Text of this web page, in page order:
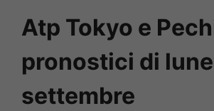
Atp Tokyo e
pronostici di
settembre